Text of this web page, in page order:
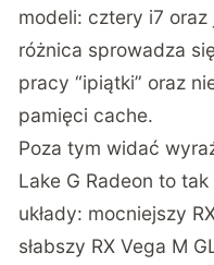
modeli: cztery i7
różnica sprowadza
pracy “ipiątki” oraz
pamięci cache.
Poza tym widać
Lake G Radeon to
układy: mocniejszy
słabszy RX Vega M